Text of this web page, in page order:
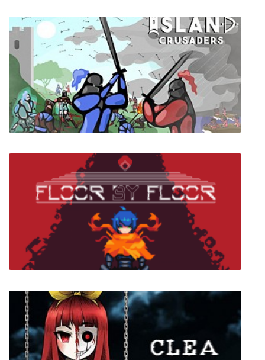
The Henry Stickmin Collection
Island Crusaders